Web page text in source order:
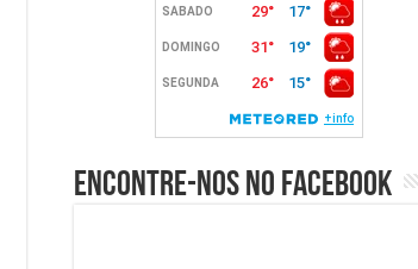
Encontre-nos no Facebook